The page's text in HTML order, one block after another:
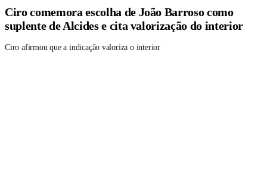
Ciro comemora escolha de João Barroso como
suplente de Alcides e cita valorização do interior
Ciro afirmou que a indicação valoriza o interior